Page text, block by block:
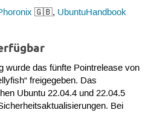
🇬🇧, UbuntuHandbook
wurde das fünfte Pointrelease von
freigegeben. Das
Ubuntu 22.04.4 und 22.04.5
Bei